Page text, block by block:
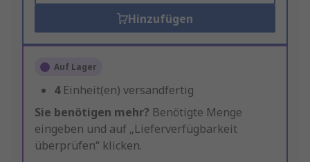
Hinzufügen
Auf Lager
4 Einheit(en) versandfertig
Sie benötigen mehr? Benötigte Menge
eingeben und auf „Lieferverfügbarkeit
überprüfen“ klicken.